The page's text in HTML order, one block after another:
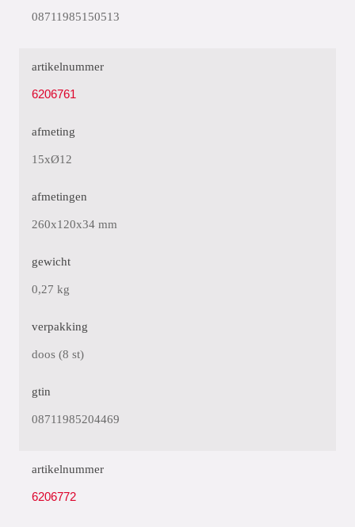
08711985150513
artikelnummer
6206761
afmeting
15xØ12
afmetingen
260x120x34 mm
gewicht
0,27 kg
verpakking
doos (8 st)
gtin
08711985204469
artikelnummer
6206772